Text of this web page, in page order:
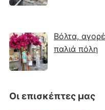
Βόλτα,
παλιά πόλη
Οι επισκέπτες μας